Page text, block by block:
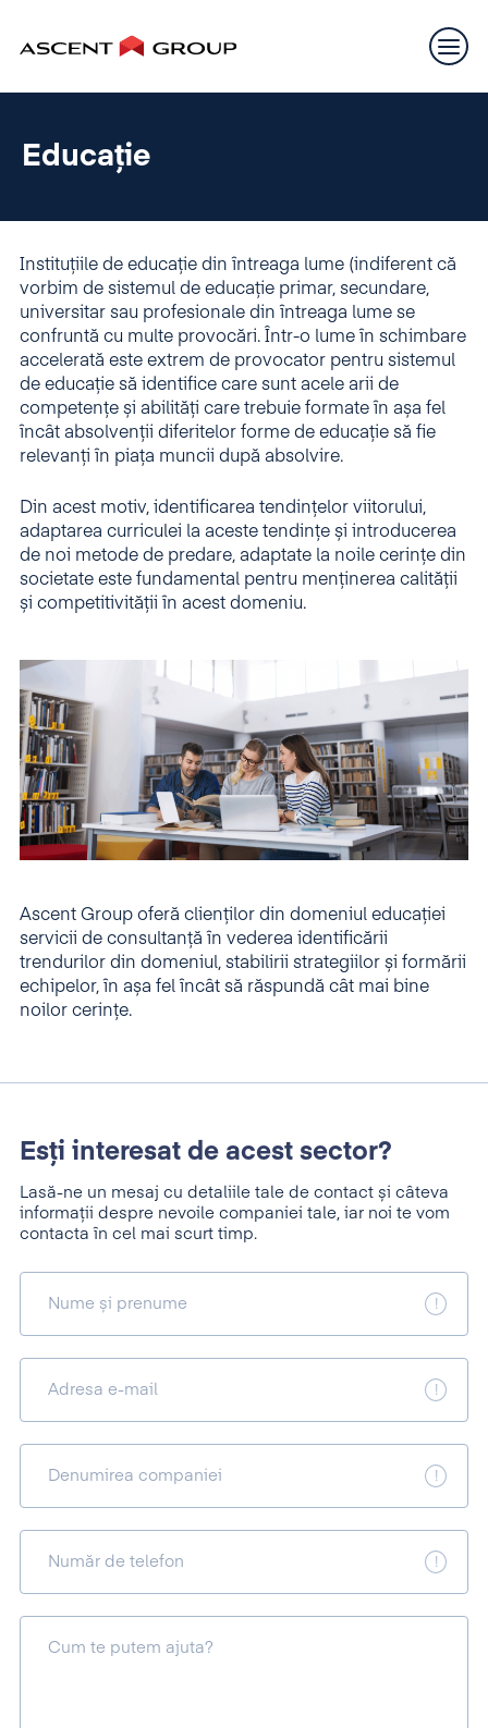
Educație
Instituțiile de educație din întreaga lume (indiferent că
vorbim de sistemul de educație primar, secundare,
universitar sau profesionale din întreaga lume se
confruntă cu multe provocări. Într-o lume în schimbare
accelerată este extrem de provocator pentru sistemul
de educație să identifice care sunt acele arii de
competențe și abilități care trebuie formate în așa fel
încât absolvenții diferitelor forme de educație să fie
relevanți în piața muncii după absolvire.
Din acest motiv, identificarea tendințelor viitorului,
adaptarea curriculei la aceste tendințe și introducerea
de noi metode de predare, adaptate la noile cerințe din
societate este fundamental pentru menținerea calității
și competitivității în acest domeniu.
Ascent Group oferă clienților din domeniul educației
servicii de consultanță în vederea identificării
trendurilor din domeniul, stabilirii strategiilor și formării
echipelor, în așa fel încât să răspundă cât mai bine
noilor cerințe.
Esți interesat de acest sector?
Lasă-ne un mesaj cu detaliile tale de contact și câteva
informații despre nevoile companiei tale, iar noi te vom
contacta în cel mai scurt timp.
Nume și prenume
Adresa e-mail
Denumirea companiei
Număr de telefon
Cum te putem ajuta?